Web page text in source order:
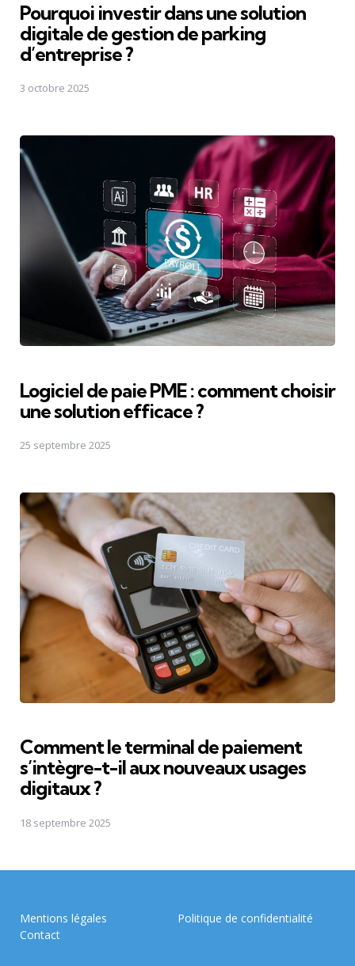
Pourquoi investir dans une solution
digitale de gestion de parking
d’entreprise ?
3 octobre 2025
Logiciel de paie PME : comment choisir
une solution efficace ?
25 septembre 2025
Comment le terminal de paiement
s’intègre-t-il aux nouveaux usages
digitaux ?
18 septembre 2025
Mentions légales
Politique de confidentialité
Contact